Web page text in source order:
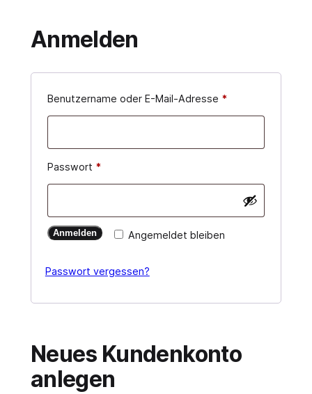
Anmelden
Benutzername oder E-Mail-Adresse *erforderlich
Passwort *erforderlich
Angemeldet bleiben
Anmelden
Passwort vergessen?
Neues Kundenkonto
anlegen